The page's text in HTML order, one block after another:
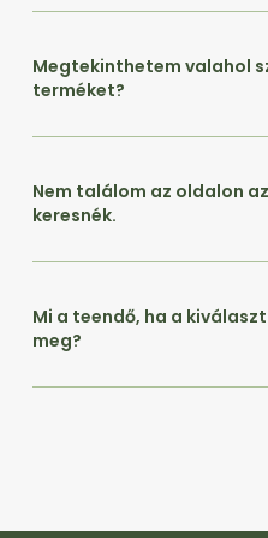
Megtekinthetem valahol
terméket?
Nem találom az oldalon
keresnék.
Mi a teendő, ha a
meg?